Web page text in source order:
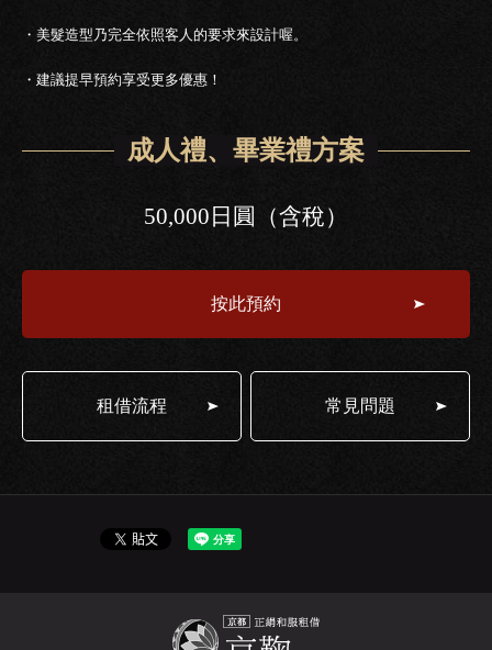
・美髮造型乃完全依照客人的要求來設計喔。
・建議提早預約享受更多優惠！
成人禮、畢業禮方案
50,000日圓（含稅）
按此預約
租借流程 常見問題